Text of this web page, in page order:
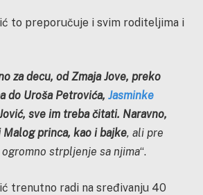
to preporučuje i svim roditeljima i
za decu, od Zmaja Jove, preko
do Uroša Petrovića, Jasminke
sve im treba čitati. Naravno,
princa, kao i bajke, ali pre
strpljenje sa njima“.
trenutno radi na sređivanju 40